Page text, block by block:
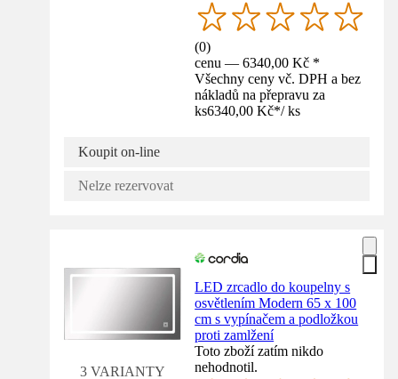
(0)
cenu — 6340,00 Kč *
Všechny ceny vč. DPH a bez
nákladů na přepravu za
ks6340,00 Kč*/ ks
Koupit on-line
Nelze rezervovat
3 VARIANTY
LED zrcadlo do koupelny s
osvětlením Modern 65 x 100
cm s vypínačem a podložkou
proti zamlžení
Toto zboží zatím nikdo
nehodnotil.